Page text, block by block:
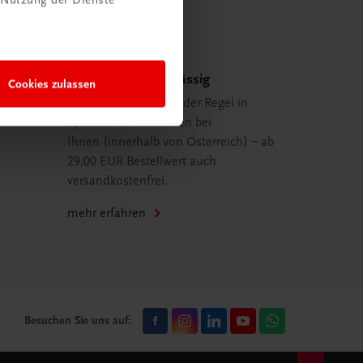
Cookies zulassenSchnell und zuverlässig
Ihre Bestellung ist in der Regel in
spätestens 48 Stunden bei
Ihnen (innerhalb von Österreich) – ab
29,00 EUR Bestellwert auch
versandkostenfrei.
mehr erfahren
Besuchen Sie uns auf: